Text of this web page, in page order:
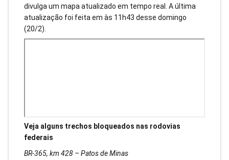
divulga um mapa atualizado em tempo real. A última
atualização foi feita em às 11h43 desse domingo
(20/2).
Veja alguns trechos bloqueados nas rodovias
federais
BR-365, km 428 – Patos de Minas